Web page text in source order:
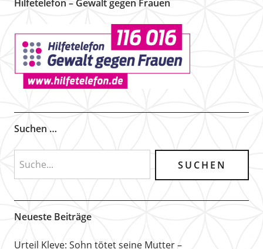
Hilfetelefon – Gewalt gegen Frauen
Suchen …
Neueste Beiträge
Urteil Kleve: Sohn tötet seine Mutter –